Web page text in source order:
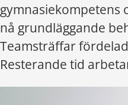
gymnasiekompetens
nå grundläggande
Teamsträffar
Resterande tid